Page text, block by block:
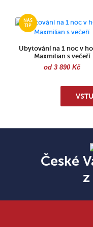
Ubytování na 1 noc v
Maxmilian s večeří
od 3 890 Kč
České